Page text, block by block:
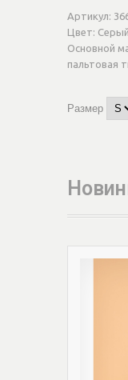
Артикул:
Цвет:
Основной
пальтовая
Размер